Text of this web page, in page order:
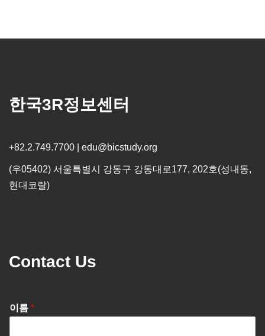
한국3R정보센터
+82.2.749.7700 | edu@bicstudy.org
(우05402) 서울특별시 강동구 강동대로177, 202호(성내동,
현대코랄)
Contact Us
이름 *